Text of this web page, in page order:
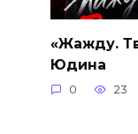
«Жажду.
Юдина
0 23